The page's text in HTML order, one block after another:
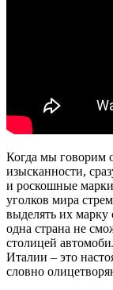
Когда мы говорим
изысканности,
и роскошные
уголков мира
выделять их
одна страна не
столицей
Италии – это
словно